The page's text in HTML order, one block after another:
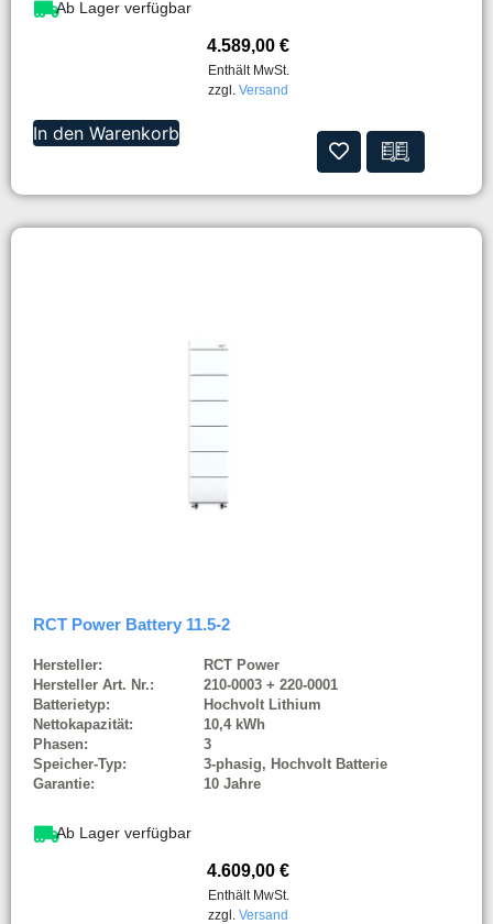
Ab Lager verfügbar
4.589,00 €
Enthält MwSt.
zzgl. Versand
In den Warenkorb
RCT Power Battery 11.5-2
Hersteller:
RCT Power
Hersteller Art. Nr.:
210-0003 + 220-0001
Batterietyp:
Hochvolt Lithium
Nettokapazität:
10,4 kWh
Phasen:
3
Speicher-Typ:
3-phasig, Hochvolt Batterie
Garantie:
10 Jahre
Ab Lager verfügbar
4.609,00 €
Enthält MwSt.
zzgl. Versand